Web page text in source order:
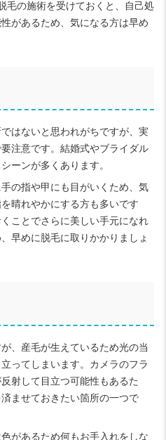
毛の施術を受けておくと、自己処
があるため、気になる方は早め
はないと思われがちですが、実
注意です。結婚式やブライダル
ーンが多くあります。
の指や甲にも目がいくため、気
晴れやかにする方も多いです
ことでさらに美しい手元になれ
早めに脱毛に取りかかりましょ
、産毛が生えているため光の当
ってしまいます。カメラのフラ
射して目立つ可能性もあるた
ませておきたい箇所の一つで
があるため何もお手入れをしな